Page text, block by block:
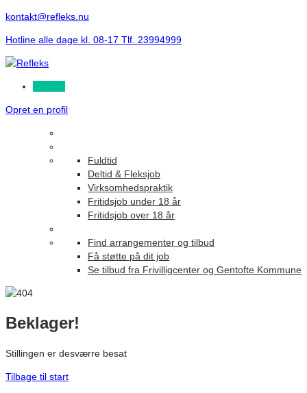
kontakt@refleks.nu
Hotline alle dage kl. 08-17 Tlf. 23994999
Opret en profil
Fuldtid
Deltid & Fleksjob
Virksomhedspraktik
Fritidsjob under 18 år
Fritidsjob over 18 år
Find arrangementer og tilbud
Få støtte på dit job
Se tilbud fra Frivilligcenter og Gentofte Kommune
Beklager!
Stillingen er desværre besat
Tilbage til start